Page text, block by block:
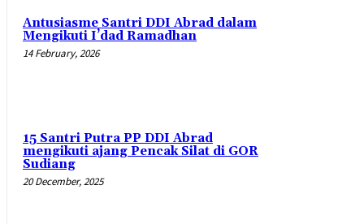
Antusiasme Santri DDI Abrad dalam
Mengikuti I’dad Ramadhan
14 February, 2026
15 Santri Putra PP DDI Abrad
mengikuti ajang Pencak Silat di GOR
Sudiang
20 December, 2025